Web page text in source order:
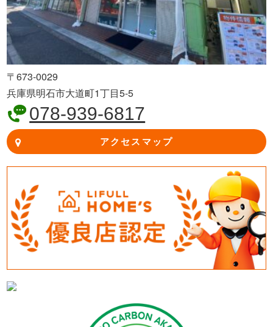
〒673-0029
兵庫県明石市大道町1丁目5-5
078-939-6817
アクセスマップ